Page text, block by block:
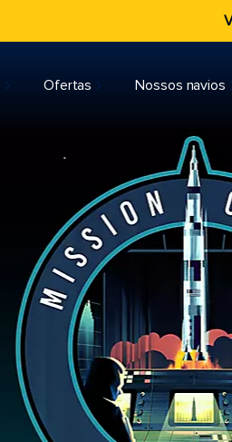
Ofertas Nossos navios